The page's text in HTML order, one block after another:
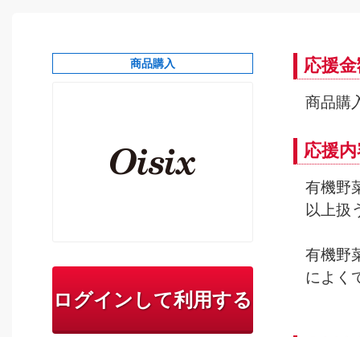
商品購入
ログインして利用する
応援
商品購
応援
有機野
以上扱
有機野
によく